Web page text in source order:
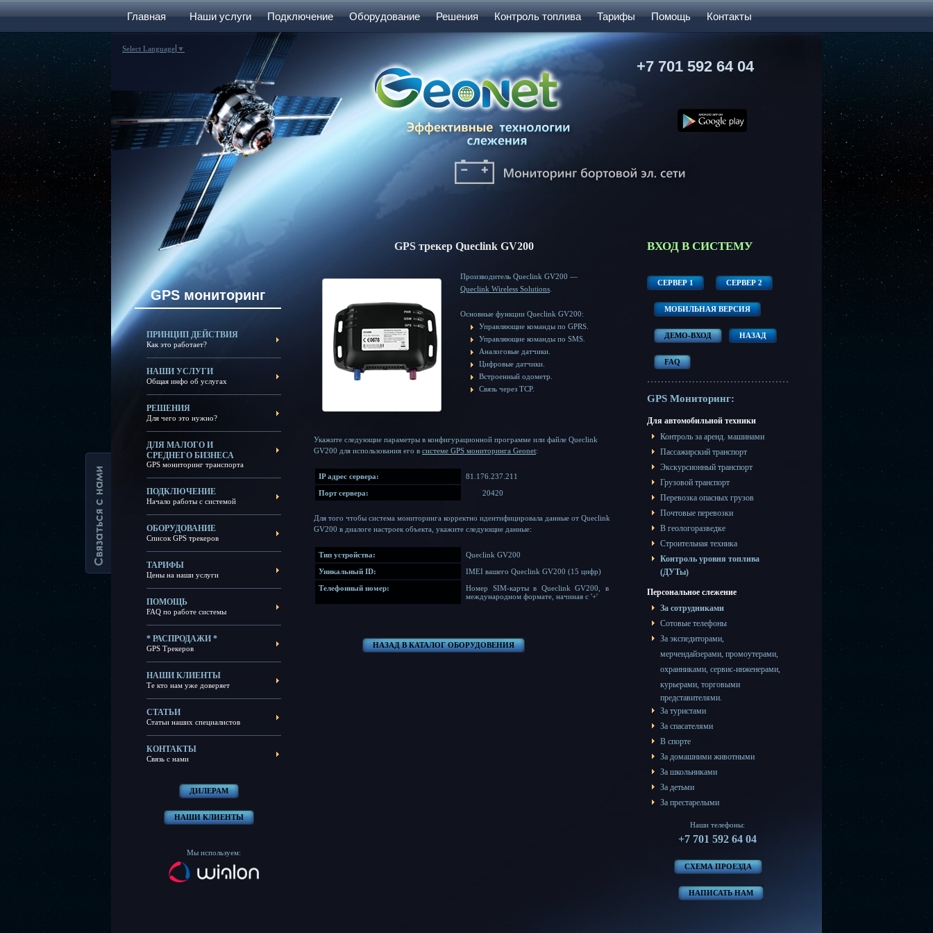
Главная Наши услуги Подключение Оборудование Решения Контроль топлива Тарифы Помощь Контакты
+7 701 592 64 04
Select Language ▼
GPS мониторинг
ПРИНЦИП ДЕЙСТВИЯ
Как это работает?
НАШИ УСЛУГИ
Общая инфо об услугах
РЕШЕНИЯ
Для чего это нужно?
ДЛЯ МАЛОГО И
СРЕДНЕГО БИЗНЕСА
GPS мониторинг транспорта
ПОДКЛЮЧЕНИЕ
Начало работы с системой
ОБОРУДОВАНИЕ
Список GPS трекеров
ТАРИФЫ
Цены на наши услуги
ПОМОЩЬ
FAQ по работе системы
* РАСПРОДАЖИ *
GPS Трекеров
НАШИ КЛИЕНТЫ
Те кто нам уже доверяет
СТАТЬИ
Статьи наших специалистов
КОНТАКТЫ
Связь с нами
ДИЛЕРАМ
НАШИ КЛИЕНТЫ
Мы используем:
GPS трекер Queclink GV200
Производитель Queclink GV200 —
Queclink Wireless Solutions
Основные функции Queclink GV200:
Управляющие команды по GPRS.
Управляющие команды по SMS.
Аналоговые датчики.
Цифровые датчики.
Встроенный одометр.
Связь через TCP.
Укажите следующие параметры в конфигурационной программе или файле Queclink
GV200 для использования его в системе GPS мониторинга Geonet:
IP адрес сервера:
81.176.237.211
Порт сервера:
20420
Для того чтобы система мониторинга корректно идентифицировала данные от Queclink
GV200 в диалоге настроек объекта, укажите следующие данные:
Тип устройства:
Queclink GV200
Уникальный ID:
IMEI вашего Queclink GV200 (15 цифр)
Телефонный номер:
Номер SIM-карты в Queclink GV200, в
международном формате, начиная с '+'
НАЗАД В КАТАЛОГ ОБОРУДОВЕНИЯ
ВХОД В СИСТЕМУ
СЕРВЕР 1 СЕРВЕР 2
МОБИЛЬНАЯ ВЕРСИЯ
ДЕМО-ВХОД НАЗАД
FAQ
GPS Мониторинг:
Для автомобильной техники
Контроль за аренд. машинами
Пассажирский транспорт
Экскурсионный транспорт
Грузовой транспорт
Перевозка опасных грузов
Почтовые перевозки
В геологоразведке
Строительная техника
Контроль уровня топлива
(ДУТы)
Персональное слежение
За сотрудниками
Сотовые телефоны
За экспедиторами,
мерчендайзерами, промоутерами,
охранниками, сервис-инженерами,
курьерами, торговыми
представителями.
За туристами
За спасателями
В спорте
За домашними животными
За школьниками
За детьми
За престарелыми
Наши телефоны:
+7 701 592 64 04
СХЕМА ПРОЕЗДА
НАПИСАТЬ НАМ